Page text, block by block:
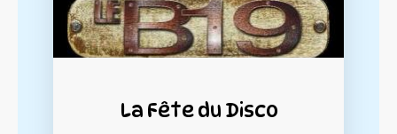
La Fête du Disco